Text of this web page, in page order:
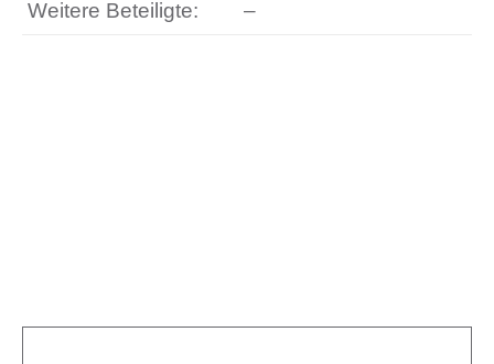
Weitere Beteiligte: –